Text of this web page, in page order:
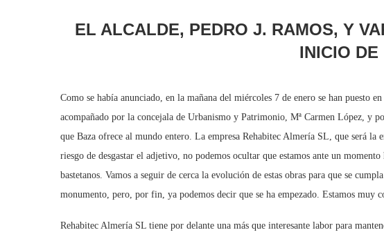
EL ALCALDE, PEDRO J. RAMOS, Y
INICIO
Como se había anunciado, en la mañana del miércoles 7 de enero se han puesto
acompañado por la concejala de Urbanismo y Patrimonio, Mª Carmen López, y
que Baza ofrece al mundo entero. La empresa Rehabitec Almería SL, que será la
riesgo de desgastar el adjetivo, no podemos ocultar que estamos ante un
bastetanos. Vamos a seguir de cerca la evolución de estas obras para que se
monumento, pero, por fin, ya podemos decir que se ha empezado. Estamos muy
Rehabitec Almería SL tiene por delante una más que interesante labor para